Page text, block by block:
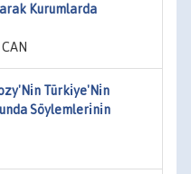
Kurumlarda
Türki̇ye'Ni̇n
Söylemleri̇ni̇n